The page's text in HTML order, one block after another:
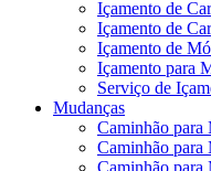
Içamento de
Içamento de
Içamento de
Içamento para
Serviço de
Mudanças
Caminhão para
Caminhão para
Caminhão para